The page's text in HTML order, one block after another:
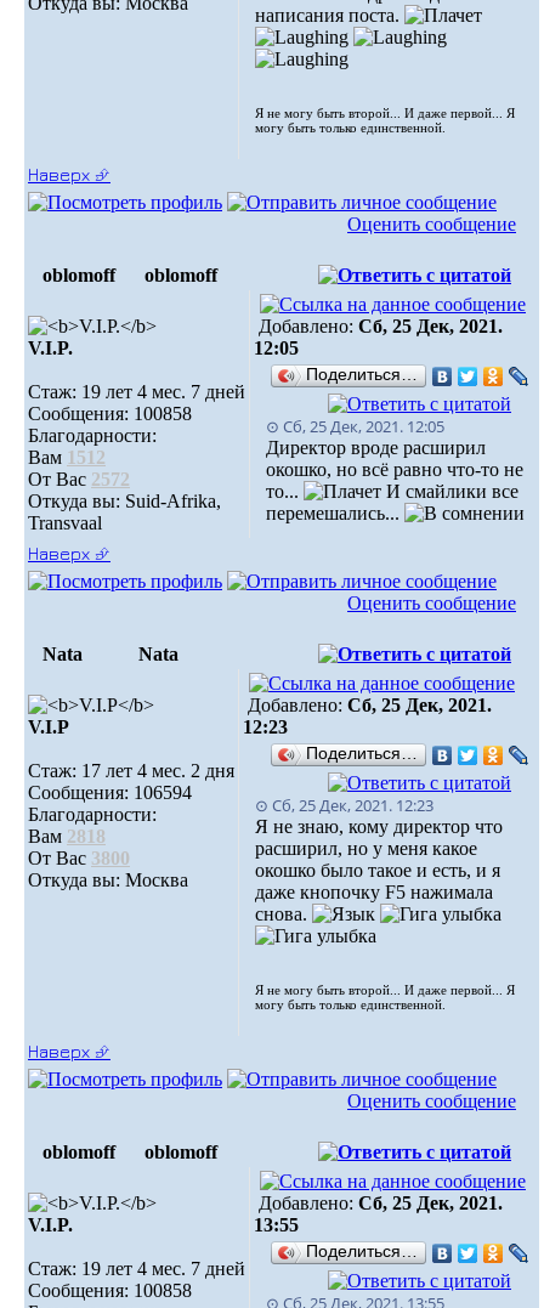
написания поста.
Я не могу быть второй... И даже первой... Я
могу быть только единственной.
Наверх ⮵
Оценить сообщение
oblomoff oblomoff
V.I.P.
Стаж: 19 лет 4 мес. 7 дней
Сообщения: 100858
Благодарности:
Вам 1512
От Вас 2572
Откуда вы: Suid-Afrika,
Transvaal
Добавлено: Сб, 25 Дек, 2021.
12:05
Поделиться…
⊙ Сб, 25 Дек, 2021. 12:05
Директор вроде расширил
окошко, но всё равно что-то не
то...
И смайлики все
перемешались...
Наверх ⮵
Оценить сообщение
Nata Nata
V.I.Р
Стаж: 17 лет 4 мес. 2 дня
Сообщения: 106594
Благодарности:
Вам 2818
От Вас 3800
Откуда вы: Москва
Добавлено: Сб, 25 Дек, 2021.
12:23
Поделиться…
⊙ Сб, 25 Дек, 2021. 12:23
Я не знаю, кому директор что
расширил, но у меня какое
окошко было такое и есть, и я
даже кнопочку F5 нажимала
снова.
Я не могу быть второй... И даже первой... Я
могу быть только единственной.
Наверх ⮵
Оценить сообщение
oblomoff oblomoff
V.I.P.
Стаж: 19 лет 4 мес. 7 дней
Сообщения: 100858
Добавлено: Сб, 25 Дек, 2021.
13:55
Поделиться…
⊙ Сб, 25 Дек, 2021. 13:55